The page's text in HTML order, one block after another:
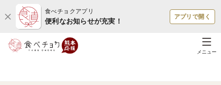
食べチョクアプリ
便利なお知らせが充実！
アプリで開く
メニュー